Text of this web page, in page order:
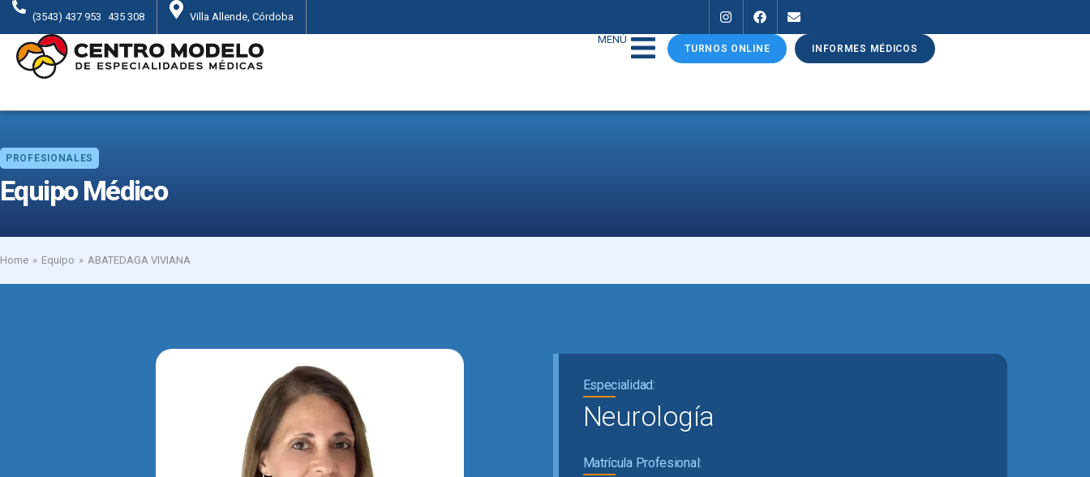
(3543) 437 953 435 308
Villa Allende, Córdoba
MENÚ
TURNOS ONLINE INFORMES MÉDICOS
PROFESIONALES
Equipo Médico
You are here:
Home Equipo ABATEDAGA VIVIANA
Especialidad:
Neurología
Matrícula Profesional: